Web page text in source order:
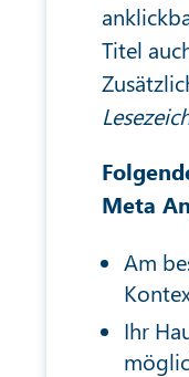
Titel
Meta
Am
Ihr